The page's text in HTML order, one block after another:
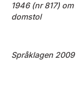
1946 (nr 817)
domstol
Språklagen 2009